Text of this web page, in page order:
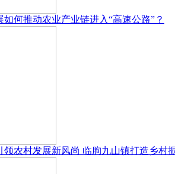
何推动农业产业链进入“高速公路”？
领农村发展新风尚 临朐九山镇打造乡村